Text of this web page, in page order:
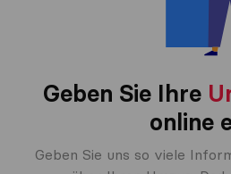
Geben Sie Ihre
online
Geben Sie uns so viele